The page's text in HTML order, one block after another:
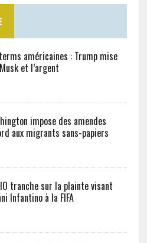
américaines : Trump mise
et l’argent
impose des amendes
aux migrants sans-papiers
tranche sur la plainte visant
Infantino à la FIFA